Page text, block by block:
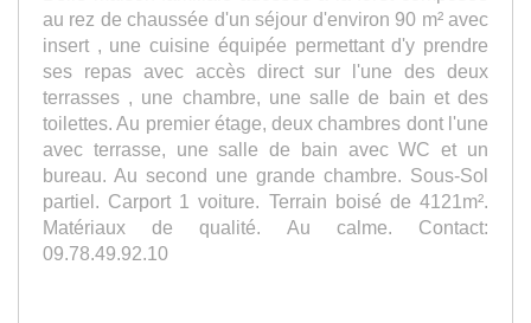
au rez de chaussée d'un séjour d'environ 90 m² avec
insert , une cuisine équipée permettant d'y prendre
ses repas avec accès direct sur l'une des deux
terrasses , une chambre, une salle de bain et des
toilettes. Au premier étage, deux chambres dont l'une
avec terrasse, une salle de bain avec WC et un
bureau. Au second une grande chambre. Sous-Sol
partiel. Carport 1 voiture. Terrain boisé de 4121m².
Matériaux de qualité. Au calme. Contact:
09.78.49.92.10